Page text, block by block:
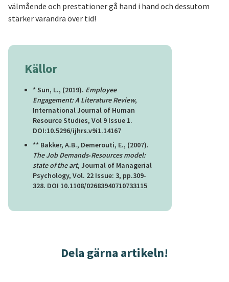
välmående och prestationer gå hand i hand och dessutom
stärker varandra över tid!
Källor
* Sun, L., (2019). Employee
Engagement: A Literature Review,
International Journal of Human
Resource Studies, Vol 9 Issue 1.
DOI:10.5296/ijhrs.v9i1.14167
** Bakker, A.B., Demerouti, E., (2007).
The Job Demands‐Resources model:
state of the art, Journal of Managerial
Psychology, Vol. 22 Issue: 3, pp.309-
328. DOI 10.1108/02683940710733115
Dela gärna artikeln!